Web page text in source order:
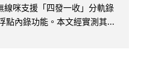
咪支援「四發一收」分軌錄
內錄功能。本文經實測其...